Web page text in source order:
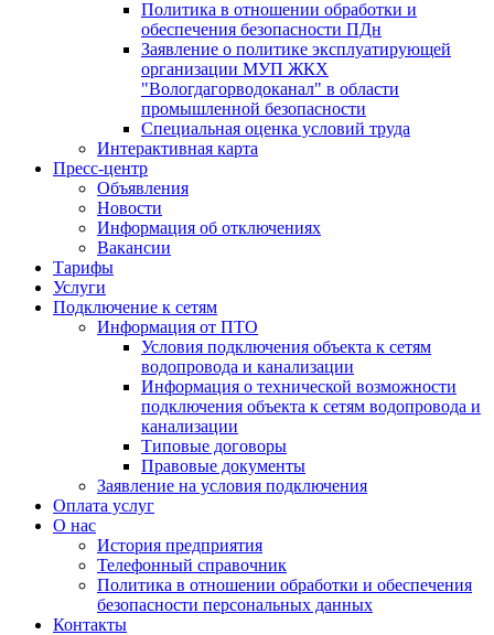
Политика в отношении обработки и
обеспечения безопасности ПДн
Заявление о политике эксплуатирующей
организации МУП ЖКХ
"Вологдагорводоканал" в области
промышленной безопасности
Специальная оценка условий труда
Интерактивная карта
Пресс-центр
Объявления
Новости
Информация об отключениях
Вакансии
Тарифы
Услуги
Подключение к сетям
Информация от ПТО
Условия подключения объекта к сетям
водопровода и канализации
Информация о технической возможности
подключения объекта к сетям водопровода и
канализации
Типовые договоры
Правовые документы
Заявление на условия подключения
Оплата услуг
О нас
История предприятия
Телефонный справочник
Политика в отношении обработки и обеспечения
безопасности персональных данных
Контакты